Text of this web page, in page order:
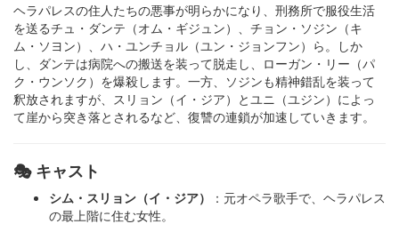
ヘラパレスの住人たちの悪事が明らかになり、刑務所で服役生活
を送るチュ・ダンテ（オム・ギジュン）、チョン・ソジン（キ
ム・ソヨン）、ハ・ユンチョル（ユン・ジョンフン）ら。​しか
し、ダンテは病院への搬送を装って脱走し、ローガン・リー（パ
ク・ウンソク）を爆殺します。​一方、ソジンも精神錯乱を装って
釈放されますが、スリョン（イ・ジア）とユニ（ユジン）によっ
て崖から突き落とされるなど、復讐の連鎖が加速していきます。 ​
🎭 キャスト
シム・スリョン（イ・ジア）
：​元オペラ歌手で、ヘラパレス
の最上階に住む女性。​